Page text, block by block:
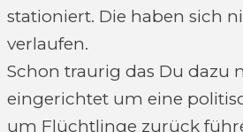
stationiert. Die haben sich
verlaufen.
Schon traurig das Du dazu
eingerichtet um eine
um Flüchtlinge zurück